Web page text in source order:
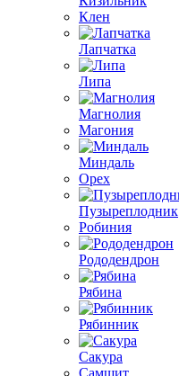
Клен
Лапчатка
Липа
Магнолия
Магония
Миндаль
Орех
Пузыреплодник
Робиния
Рододендрон
Рябина
Рябинник
Сакура
Самшит